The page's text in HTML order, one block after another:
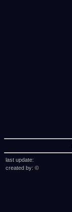
last update:
created by: ©